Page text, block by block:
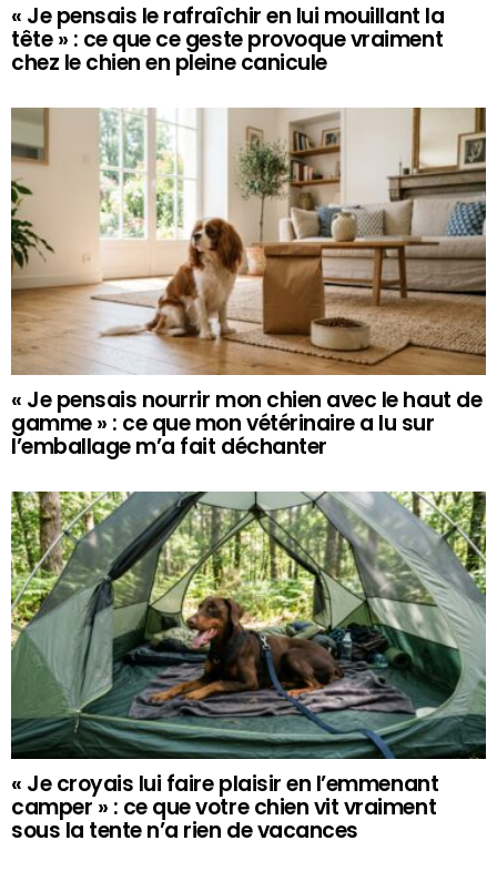
« Je pensais le rafraîchir en lui mouillant la
tête » : ce que ce geste provoque vraiment
chez le chien en pleine canicule
« Je pensais nourrir mon chien avec le haut de
gamme » : ce que mon vétérinaire a lu sur
l’emballage m’a fait déchanter
« Je croyais lui faire plaisir en l’emmenant
camper » : ce que votre chien vit vraiment
sous la tente n’a rien de vacances